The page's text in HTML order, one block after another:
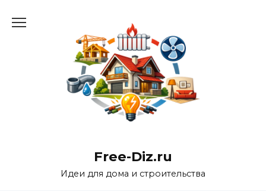
Free-Diz.ru
Идеи для дома и строительства